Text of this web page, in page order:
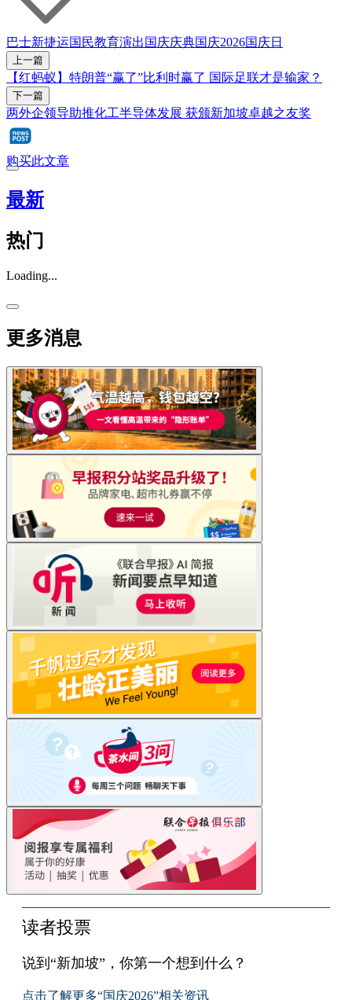
巴士新捷运国民教育演出 国庆庆典国庆2026国庆日
上一篇
【红蚂蚁】特朗普“赢了”比利时赢了 国际足联才是输家？
下一篇
两外企领导助推化工半导体发展 获颁新加坡卓越之友奖
购买此文章
最新
热门
Loading...
更多消息